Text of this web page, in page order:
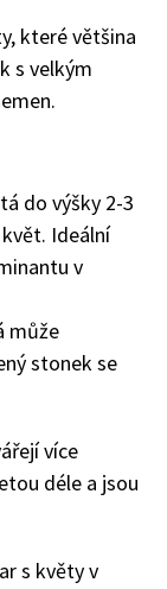
které většina
s velkým
do výšky 2-3
Ideální
v
může
stonek se
více
déle a jsou
s květy v